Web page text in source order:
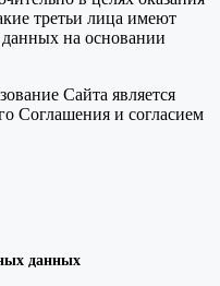
третьи лица имеют
на основании
Сайта является
Соглашения и согласием
данных